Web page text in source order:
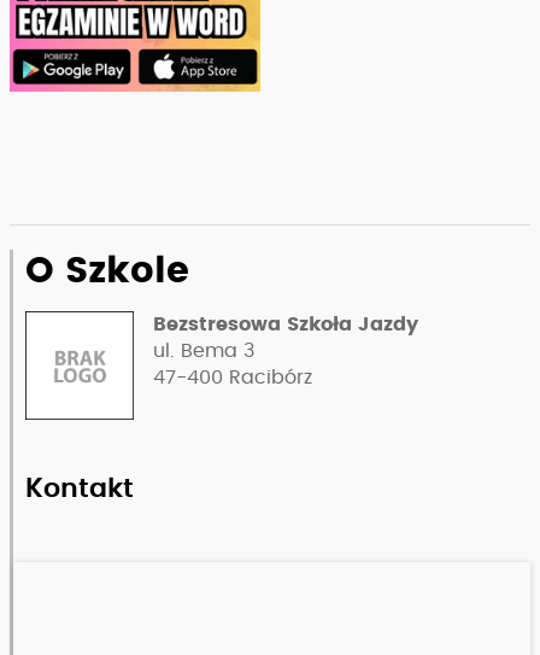
O Szkole
Bezstresowa Szkoła Jazdy
ul. Bema 3
47-400 Racibórz
Kontakt